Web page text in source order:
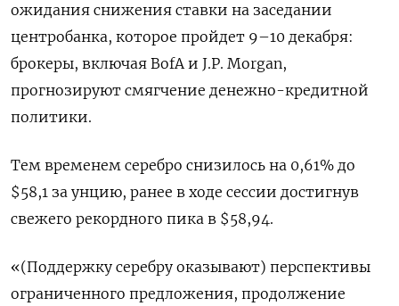
ожидания снижения ставки на заседании
центробанка, которое пройдет 9–10 декабря:
брокеры, включая BofA и J.P. Morgan,
прогнозируют смягчение денежно-кредитной
политики.
Тем временем серебро снизилось на 0,61% до
$58,1​ за унцию, ранее в ходе сессии достигнув
свежего рекордного пика в $58,94.
«(Поддержку серебру оказывают) перспективы
ограниченного предложения, продолжение